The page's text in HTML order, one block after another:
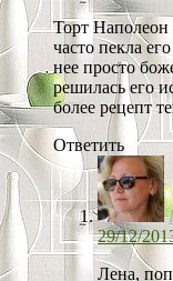
Торт
часто пекла
нее просто
решилась его
более рецепт
Ответить
29/12/
Лена,